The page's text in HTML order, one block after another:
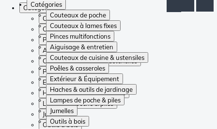
Catégories
Couteaux de poche
Couteaux à lames fixes
Pinces multifonctions
Aiguisage & entretien
Couteaux de cuisine & ustensiles
Poêles & casseroles
Extérieur & Équipement
Haches & outils de jardinage
Lampes de poche & piles
Jumelles
Outils à bois
Catégories
Couteaux de poche
Couteaux à lames fixes
Pinces multifonctions
Aiguisage & entretien
Couteaux de cuisine & ustensiles
Poêles & casseroles
Extérieur & Équipement
Haches & outils de jardinage
Lampes de poche & piles
Jumelles
Outils à bois